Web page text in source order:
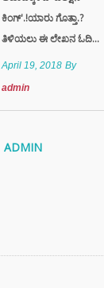
ಕಿಂಗ್'.!ಯಾರು ಗೊತ್ತಾ.?
ತಿಳಿಯಲು ಈ ಲೇಖನ ಓದಿ...
April 19, 2018 By
admin
ADMIN